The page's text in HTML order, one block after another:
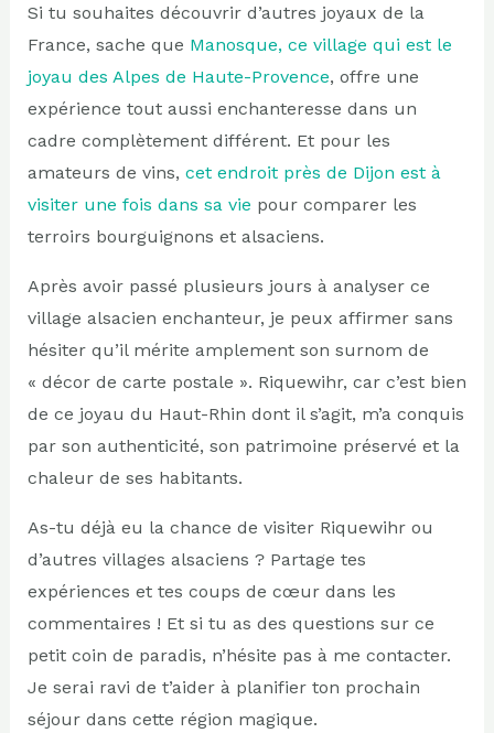
Si tu souhaites découvrir d’autres joyaux de la
France, sache que Manosque, ce village qui est le
joyau des Alpes de Haute-Provence, offre une
expérience tout aussi enchanteresse dans un
cadre complètement différent. Et pour les
amateurs de vins, cet endroit près de Dijon est à
visiter une fois dans sa vie pour comparer les
terroirs bourguignons et alsaciens.
Après avoir passé plusieurs jours à analyser ce
village alsacien enchanteur, je peux affirmer sans
hésiter qu’il mérite amplement son surnom de
« décor de carte postale ». Riquewihr, car c’est bien
de ce joyau du Haut-Rhin dont il s’agit, m’a conquis
par son authenticité, son patrimoine préservé et la
chaleur de ses habitants.
As-tu déjà eu la chance de visiter Riquewihr ou
d’autres villages alsaciens ? Partage tes
expériences et tes coups de cœur dans les
commentaires ! Et si tu as des questions sur ce
petit coin de paradis, n’hésite pas à me contacter.
Je serai ravi de t’aider à planifier ton prochain
séjour dans cette région magique.